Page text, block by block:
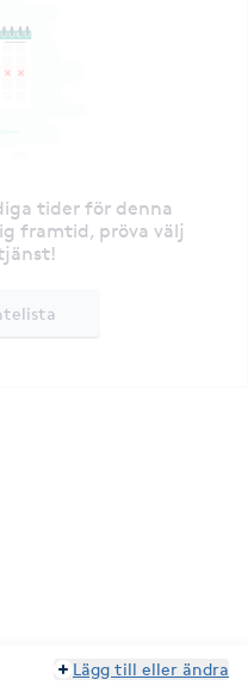
tider för denna
framtid, pröva välj
Lägg till eller ändra